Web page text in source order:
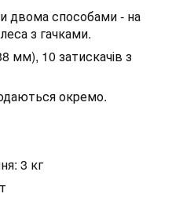
двома способами - на
з гачками.
мм), 10 затискачів з
окремо.
3 кг